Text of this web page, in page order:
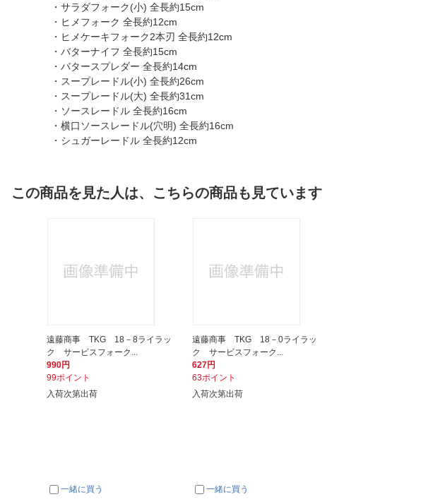
・サラダフォーク(小) 全長約15cm
・ヒメフォーク 全長約12cm
・ヒメケーキフォーク2本刃 全長約12cm
・バターナイフ 全長約15cm
・バタースプレダー 全長約14cm
・スープレードル(小) 全長約26cm
・スープレードル(大) 全長約31cm
・ソースレードル 全長約16cm
・横口ソースレードル(穴明) 全長約16cm
・シュガーレードル 全長約12cm
この商品を見た人は、こちらの商品も見ています
遠藤商事 TKG 18－8ライラッ
ク サービスフォーク...
990円
99ポイント
入荷次第出荷
一緒に買う
遠藤商事 TKG 18－0ライラッ
ク サービスフォーク...
627円
63ポイント
入荷次第出荷
一緒に買う